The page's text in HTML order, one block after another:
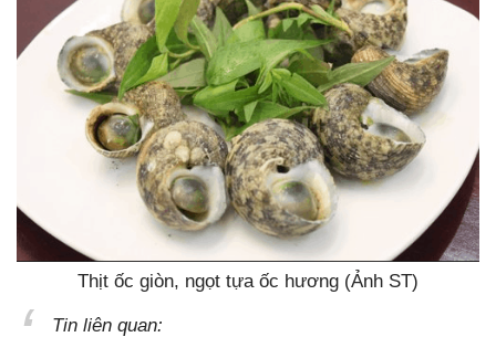
Thịt ốc giòn, ngọt tựa ốc hương (Ảnh ST)
Tin liên quan: